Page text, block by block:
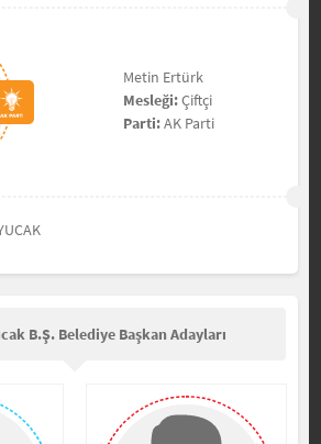
Metin Ertürk
Mesleği:Çiftçi
Parti:AK Parti
B.Ş. Belediye Başkan Adayları